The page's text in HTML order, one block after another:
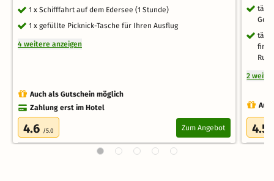
1 x Schifffahrt auf dem Edersee (1 Stunde)
1 x gefüllte Picknick-Tasche für Ihren Ausflug
4 weitere anzeigen
Auch als Gutschein möglich
Zahlung erst im Hotel
4.6 /5.0 Zum Angebot
2
4.5